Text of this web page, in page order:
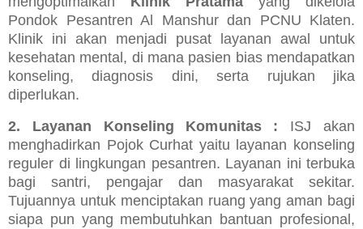
Pondok Pesantren Al Manshur dan PCNU Klaten.
Klinik ini akan menjadi pusat layanan awal untuk
kesehatan mental, di mana pasien bias mendapatkan
konseling, diagnosis dini, serta rujukan jika
diperlukan.
2. Layanan Konseling Komunitas : ISJ akan
menghadirkan Pojok Curhat yaitu layanan konseling
reguler di lingkungan pesantren. Layanan ini terbuka
bagi santri, pengajar dan masyarakat sekitar.
Tujuannya untuk menciptakan ruang yang aman bagi
siapa pun yang membutuhkan bantuan profesional,